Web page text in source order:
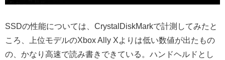
SSDの性能については、CrystalDiskMarkで計測してみたと
ころ、上位モデルのXbox Ally Xよりは低い数値が出たもの
の、かなり高速で読み書きできている。ハンドヘルドとし